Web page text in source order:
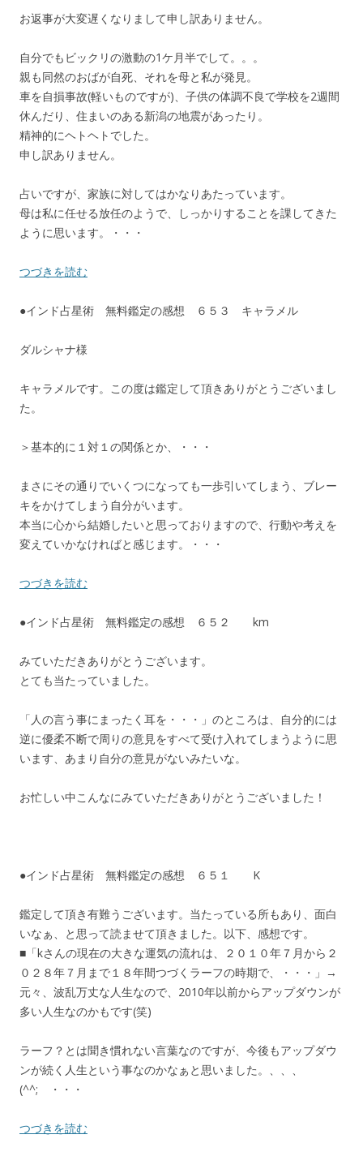
お返事が大変遅くなりまして申し訳ありません。
自分でもビックリの激動の1ケ月半でして。。。
親も同然のおばが自死、それを母と私が発見。
車を自損事故(軽いものですが)、子供の体調不良で学校を2週間
休んだり、住まいのある新潟の地震があったり。
精神的にヘトヘトでした。
申し訳ありません。
占いですが、家族に対してはかなりあたっています。
母は私に任せる放任のようで、しっかりすることを課してきた
ように思います。・・・
つづきを読む
●インド占星術 無料鑑定の感想 ６５３ キャラメル
ダルシャナ様
キャラメルです。この度は鑑定して頂きありがとうございまし
た。
＞基本的に１対１の関係とか、・・・
まさにその通りでいくつになっても一歩引いてしまう、ブレー
キをかけてしまう自分がいます。
本当に心から結婚したいと思っておりますので、行動や考えを
変えていかなければと感じます。・・・
つづきを読む
●インド占星術 無料鑑定の感想 ６５２ km
みていただきありがとうございます。
とても当たっていました。
「人の言う事にまったく耳を・・・」のところは、自分的には
逆に優柔不断で周りの意見をすべて受け入れてしまうように思
います、あまり自分の意見がないみたいな。
お忙しい中こんなにみていただきありがとうございました！
●インド占星術 無料鑑定の感想 ６５１ K
鑑定して頂き有難うございます。当たっている所もあり、面白
いなぁ、と思って読ませて頂きました。以下、感想です。
■「kさんの現在の大きな運気の流れは、２０１０年７月から２
０２８年７月まで１８年間つづくラーフの時期で、・・・」→
元々、波乱万丈な人生なので、2010年以前からアップダウンが
多い人生なのかもです(笑)
ラーフ？とは聞き慣れない言葉なのですが、今後もアップダウ
ンが続く人生という事なのかなぁと思いました。、、、
(^^; ・・・
つづきを読む